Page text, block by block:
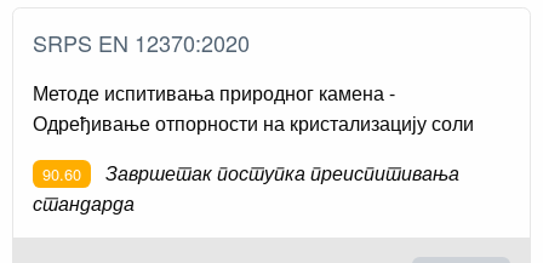
SRPS EN 12370:2020
Методе испитивања природног камена -
Одређивање отпорности на кристализацију соли
90.60
Завршетак поступка преиспитивања
стандарда